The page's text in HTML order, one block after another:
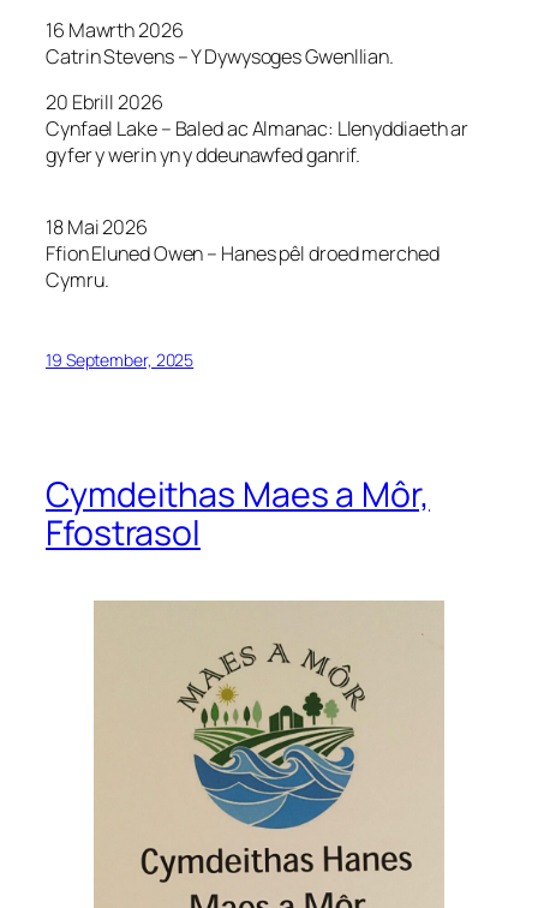
16 Mawrth 2026
Catrin Stevens – Y Dywysoges Gwenllian.
20 Ebrill 2026
Cynfael Lake – Baled ac Almanac: Llenyddiaeth ar
gyfer y werin yn y ddeunawfed ganrif.
18 Mai 2026
Ffion Eluned Owen – Hanes pêl droed merched
Cymru.
19 September, 2025
Cymdeithas Maes a Môr,
Ffostrasol